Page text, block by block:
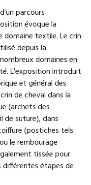
parcours
évoque la
domaine textile. Le crin
depuis la
domaines en
L'exposition introduit
et général des
de cheval dans la
(archets des
de suture), dans
(postiches tels
le rembourage
tissée pour
étapes de